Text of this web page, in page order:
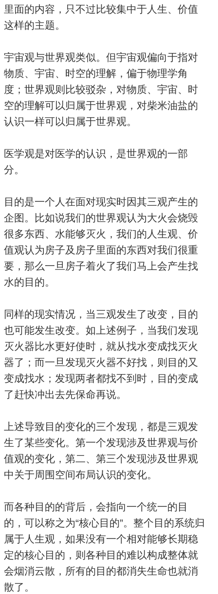
里面的内容，只不过比较集中于人生、价值
这样的主题。
宇宙观与世界观类似。但宇宙观偏向于指对
物质、宇宙、时空的理解，偏于物理学角
度；世界观则比较驳杂，对物质、宇宙、时
空的理解可以归属于世界观，对柴米油盐的
认识一样可以归属于世界观。
医学观是对医学的认识，是世界观的一部
分。
目的是一个人在面对现实时因其三观产生的
企图。比如说我们的世界观认为大火会烧毁
很多东西、水能够灭火，我们的人生观、价
值观认为房子及房子里面的东西对我们很重
要，那么一旦房子着火了我们马上会产生找
水的目的。
同样的现实情况，当三观发生了改变，目的
也可能发生改变。如上述例子，当我们发现
灭火器比水更好使时，就从找水变成找灭火
器了；而一旦发现灭火器不好找，则目的又
变成找水；发现两者都找不到时，目的变成
了赶快冲出去先保命再说。
上述导致目的变化的三个发现，都是三观发
生了某些变化。第一个发现涉及世界观与价
值观的变化，第二、第三个发现涉及世界观
中关于周围空间布局认识的变化。
而各种目的的背后，会指向一个统一的目
的，可以称之为“核心目的”。整个目的系统归
属于人生观，如果没有一个相对能够长期稳
定的核心目的，则各种目的难以构成整体就
会烟消云散，所有的目的都消失生命也就消
散了。